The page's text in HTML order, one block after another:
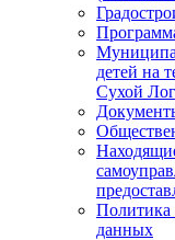
детей на
Сухой
Политика
данных